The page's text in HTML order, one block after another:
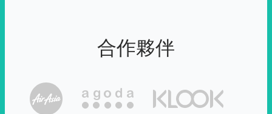
合作夥伴